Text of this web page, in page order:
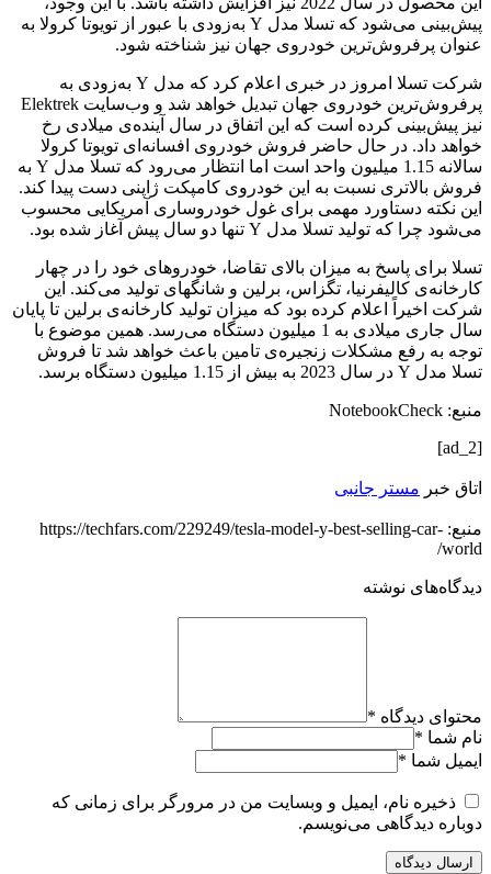
پیش‌بینی می‌شود که تسلا مدل Y به‌زودی با عبور از تویوتا کرولا به
عنوان پرفروش‌ترین خودروی جهان نیز شناخته شود.
شرکت تسلا امروز در خبری اعلام کرد که مدل Y به‌زودی به
پرفروش‌ترین خودروی جهان تبدیل خواهد شد و وب‌سایت Elektrek
نیز پیش‌بینی کرده است که این اتفاق در سال آینده‌ی میلادی رخ
خواهد داد. در حال حاضر فروش خودروی افسانه‌ای تویوتا کرولا
سالانه 1.15 میلیون واحد است اما انتظار می‌رود که تسلا مدل Y به
فروش بالاتری نسبت به این خودروی کامپکت ژاپنی دست پیدا کند.
این نکته دستاورد مهمی برای غول خودروساری آمریکایی محسوب
می‌شود چرا که تولید تسلا مدل Y تنها دو سال پیش آغاز شده بود.
تسلا برای پاسخ به میزان بالای تقاضا، خودروهای خود را در چهار
کارخانه‌ی کالیفرنیا، تگزاس، برلین و شانگهای تولید می‌کند. این
شرکت اخیراً اعلام کرده بود که میزان تولید کارخانه‌ی برلین تا پایان
سال جاری میلادی به 1 میلیون دستگاه می‌رسد. همین موضوع با
توجه به رفع مشکلات زنجیره‌ی تامین باعث خواهد شد تا فروش
تسلا مدل Y در سال 2023 به بیش از 1.15 میلیون دستگاه برسد.
منبع: NotebookCheck
[ad_2]
اتاق خبر مستر جانبی
منبع: https://techfars.com/229249/tesla-model-y-best-selling-car-
world/
دیدگاه‌های نوشته
محتوای دیدگاه *
نام شما *
ایمیل شما *
ذخیره نام، ایمیل و وبسایت من در مرورگر برای زمانی که
دوباره دیدگاهی می‌نویسم.